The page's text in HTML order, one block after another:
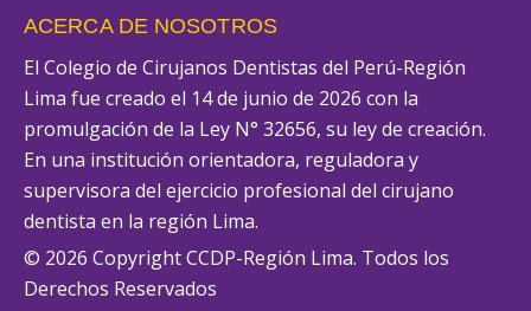
ACERCA DE NOSOTROS
El Colegio de Cirujanos Dentistas del Perú-Región
Lima fue creado el 14 de junio de 2026 con la
promulgación de la Ley N° 32656, su ley de creación.
En una institución orientadora, reguladora y
supervisora del ejercicio profesional del cirujano
dentista en la región Lima.
© 2026 Copyright CCDP-Región Lima. Todos los
Derechos Reservados